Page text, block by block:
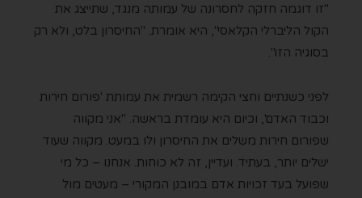
"זו דוגמה חזקה לחסרונה של עמותה מנגד, שתייצג את
הקול הליברלי הקלאסי", היא אומרת. "החיסרון בלט, ולא רק
בסוגיה הזו".
לפני כשנתיים וחצי הקימה רשמית את עמותת 'פורום חירות
וכבוד האדם', וכיום היא עומדת בראשה. "אני מקווה
שפורום חירות משלים את החיסרון ולו במעט. מקווה שעוד
ישלים יותר, בעתיד. ועדיין, זה לא כוחות. אנחנו – כל מי
שפועל בעד זכויות אדם במובנן המקורי – מעטים מול